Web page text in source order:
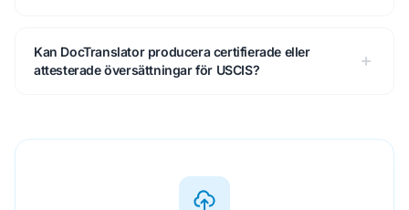
Kan DocTranslator producera certifierade eller
attesterade översättningar för USCIS?